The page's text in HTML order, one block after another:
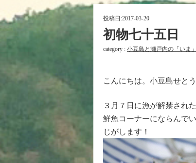
投稿日:2017-03-20
初物七十五日
category : 小豆島と瀬戸内の「いま」
こんにちは。小豆島せと
３月７日に漁が解禁され
鮮魚コーナーにならんで
じがします！